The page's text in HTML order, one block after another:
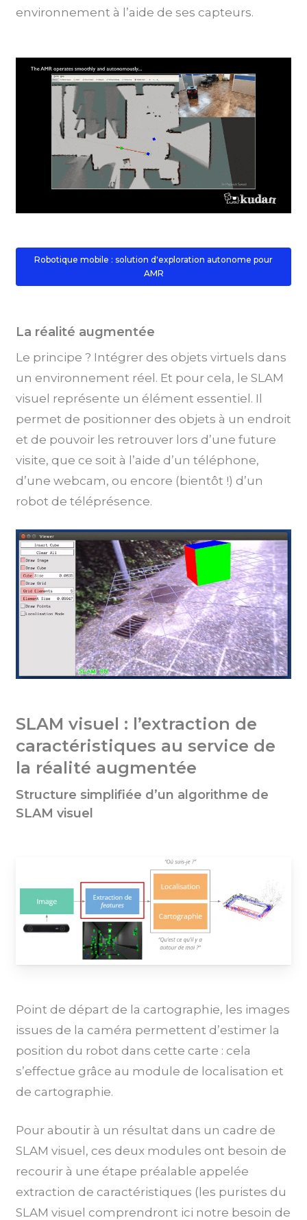
environnement à l’aide de ses capteurs.
Robotique mobile : solution d'exploration autonome pour
AMR
La réalité augmentée
Le principe ? Intégrer des objets virtuels dans
un environnement réel. Et pour cela, le SLAM
visuel représente un élément essentiel. Il
permet de positionner des objets à un endroit
et de pouvoir les retrouver lors d’une future
visite, que ce soit à l’aide d’un téléphone,
d’une webcam, ou encore (bientôt !) d’un
robot de téléprésence.
SLAM visuel : l’extraction de
caractéristiques au service de
la réalité augmentée
Structure simplifiée d’un algorithme de
SLAM visuel
Point de départ de la cartographie, les images
issues de la caméra permettent d’estimer la
position du robot dans cette carte : cela
s’effectue grâce au module de localisation et
de cartographie.
Pour aboutir à un résultat dans un cadre de
SLAM visuel, ces deux modules ont besoin de
recourir à une étape préalable appelée
extraction de caractéristiques (les puristes du
SLAM visuel comprendront ici notre besoin de